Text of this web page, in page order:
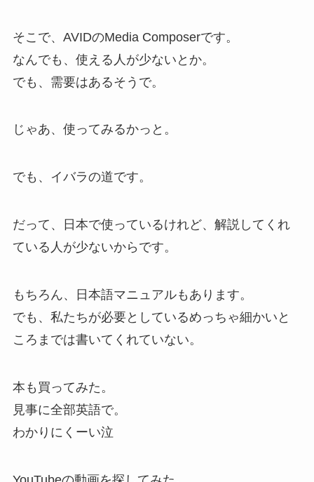
そこで、AVIDのMedia Composerです。
なんでも、使える人が少ないとか。
でも、需要はあるそうで。
じゃあ、使ってみるかっと。
でも、イバラの道です。
だって、日本で使っているけれど、解説してくれ
ている人が少ないからです。
もちろん、日本語マニュアルもあります。
でも、私たちが必要としているめっちゃ細かいと
ころまでは書いてくれていない。
本も買ってみた。
見事に全部英語で。
わかりにくーい泣